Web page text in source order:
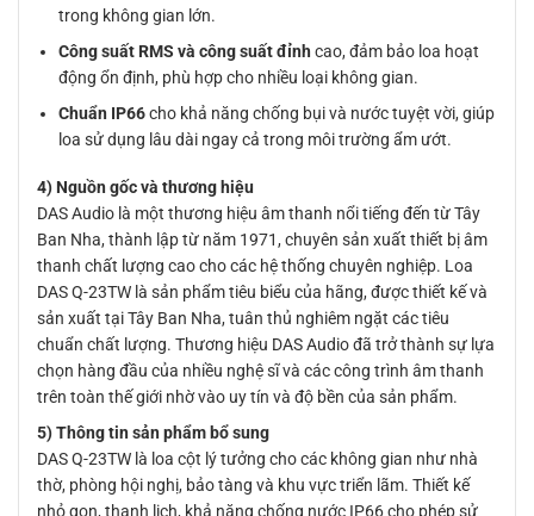
trong không gian lớn.
Công suất RMS và công suất đỉnh cao, đảm bảo loa hoạt
động ổn định, phù hợp cho nhiều loại không gian.
Chuẩn IP66cho khả năng chống bụi và nước tuyệt vời, giúp
loa sử dụng lâu dài ngay cả trong môi trường ẩm ướt.
4) Nguồn gốc và thương hiệu
DAS Audio là một thương hiệu âm thanh nổi tiếng đến từ Tây
Ban Nha, thành lập từ năm 1971, chuyên sản xuất thiết bị âm
thanh chất lượng cao cho các hệ thống chuyên nghiệp. Loa
DAS Q-23TW là sản phẩm tiêu biểu của hãng, được thiết kế và
sản xuất tại Tây Ban Nha, tuân thủ nghiêm ngặt các tiêu
chuẩn chất lượng. Thương hiệu DAS Audio đã trở thành sự lựa
chọn hàng đầu của nhiều nghệ sĩ và các công trình âm thanh
trên toàn thế giới nhờ vào uy tín và độ bền của sản phẩm.
5) Thông tin sản phẩm bổ sung
DAS Q-23TW là loa cột lý tưởng cho các không gian như nhà
thờ, phòng hội nghị, bảo tàng và khu vực triển lãm. Thiết kế
nhỏ gọn, thanh lịch, khả năng chống nước IP66 cho phép sử